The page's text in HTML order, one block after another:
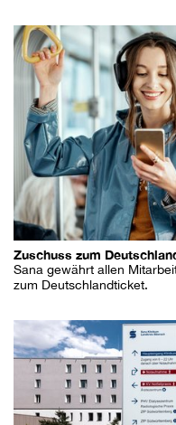
Zuschuss zum
Sana gewährt allen
zum Deutschlandticket.